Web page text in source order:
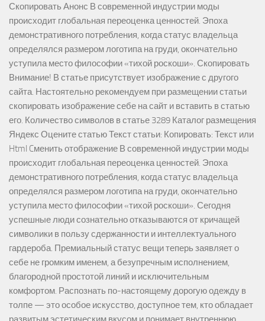
Скопировать Анонс В современной индустрии моды
происходит глобальная переоценка ценностей. Эпоха
демонстративного потребления, когда статус владельца
определялся размером логотипа на груди, окончательно
уступила место философии «тихой роскоши». Скопировать
Внимание! В статье присутствует изображение с другого
сайта. Настоятельно рекомендуем при размещении статьи
скопировать изображение себе на сайт и вставить в статью
его. Количество символов в статье 3289 Каталог размещения
Яндекс Оцените статью Текст статьи: Копировать: Текст или
Html Cменить отображение В современной индустрии моды
происходит глобальная переоценка ценностей. Эпоха
демонстративного потребления, когда статус владельца
определялся размером логотипа на груди, окончательно
уступила место философии «тихой роскоши». Сегодня
успешные люди сознательно отказываются от кричащей
символики в пользу сдержанности и интеллектуального
гардероба. Премиальный статус вещи теперь заявляет о
себе не громким именем, а безупречным исполнением,
благородной простотой линий и исключительным
комфортом. Распознать по-настоящему дорогую одежду в
толпе — это особое искусство, доступное тем, кто обладает